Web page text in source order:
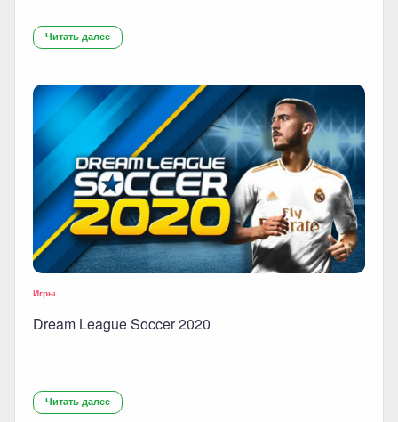
Читать далее
Игры
Dream League Soccer 2020
Читать далее